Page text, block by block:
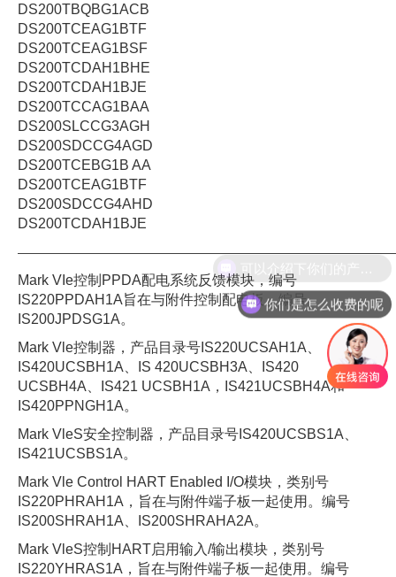
DS200TBQBG1ACB
DS200TCEAG1BTF
DS200TCEAG1BSF
DS200TCDAH1BHE
DS200TCDAH1BJE
DS200TCCAG1BAA
DS200SLCCG3AGH
DS200SDCCG4AGD
DS200TCEBG1B AA
DS200TCEAG1BTF
DS200SDCCG4AHD
DS200TCDAH1BJE
Mark VIe控制PPDA配电系统反馈模块，编号
IS220PPDAH1A旨在与附件控制配电板。编号
IS200JPDSG1A。
Mark Vle控制器，产品目录号IS220UCSAH1A、
IS420UCSBH1A、IS 420UCSBH3A、IS420
UCSBH4A、IS421 UCSBH1A，IS421UCSBH4A和
IS420PPNGH1A。
Mark VleS安全控制器，产品目录号IS420UCSBS1A、
IS421UCSBS1A。
Mark Vle Control HART Enabled I/O模块，类别号
IS220PHRAH1A，旨在与附件端子板一起使用。编号
IS200SHRAH1A、IS200SHRAHA2A。
Mark VleS控制HART启用输入/输出模块，类别号
IS220YHRAS1A，旨在与附件端子板一起使用。编号
你们是怎么收费的呢